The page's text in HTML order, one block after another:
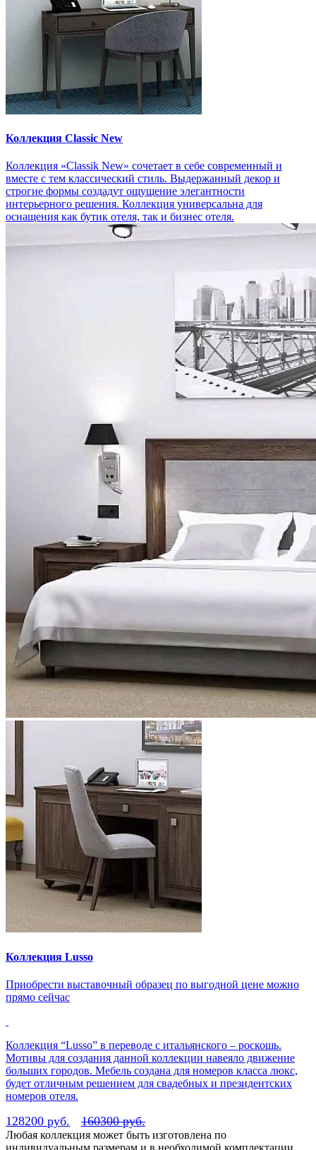
Коллекция Classic New
Коллекция «Classik New» сочетает в себе современный и
вместе с тем классический стиль. Выдержанный декор и
строгие формы создадут ощущение элегантности
интерьерного решения. Коллекция универсальна для
оснащения как бутик отеля, так и бизнес отеля.
Коллекция Lusso
Приобрести выставочный образец по выгодной цене можно
прямо сейчас
Коллекция “Lusso” в переводе с итальянского – роскошь.
Мотивы для создания данной коллекции навеяло движение
больших городов. Мебель создана для номеров класса люкс,
будет отличным решением для свадебных и президентских
номеров отеля.
128200 руб. 160300 руб.
Любая коллекция может быть изготовлена по
индивидуальным размерам и в необходимой комплектации,